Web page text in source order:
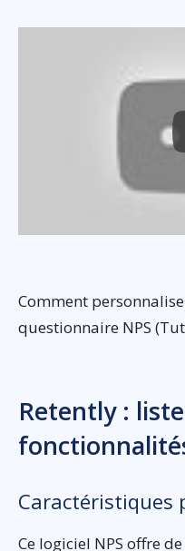
Comment
questionnaire NPS
Retently :
Caractéristiques
Ce logiciel NPS offre